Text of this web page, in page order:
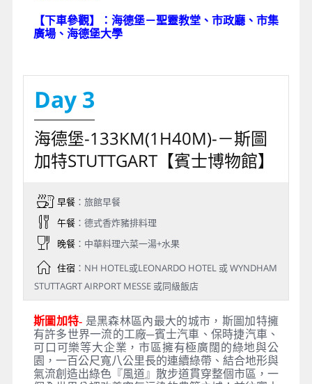
【下車參觀】： 海德堡－聖靈教堂、市政廳、市集
廣場、海德堡大學
Day 3
海德堡-133KM(1H40M)-－斯圖
加特STUTTGART【賓士博物館】
早餐：旅館早餐
午餐：德式香炸豬排料理
晚餐：中華料理六菜一湯+水果
住宿：NH HOTEL或LEONARDO HOTEL 或 WYNDHAM
STUTTAGRT AIRPORT MESSE 或同級飯店
斯圖加特- 是黑森林區內最大的城市，斯圖加特擁
有許多世界一流的工廠─賓士汽車、保時捷汽車、
可口可樂等大企業，市區擁有極廣闊的綠地與公
園，一百公尺寬八公里長的連續綠帶、結合地形與
氣流創造出綠色『風道』散步道貫穿整個市區，一